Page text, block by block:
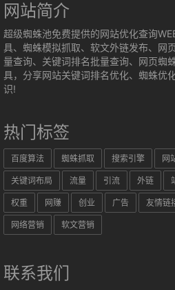
网站简介
超级蜘蛛池免费提供的网站优化查询
具、蜘蛛模拟抓取、软文外链发布、网
量查询、关键词排名批量查询、网页蜘
具，分享网站关键词排名优化、蜘蛛优
识!
热门标签
百度算法 蜘蛛抓取 搜索引擎 网
关键词布局 流量 引流 外链
权重 网赚 创业 广告 友情链
网络营销 软文营销
联系我们